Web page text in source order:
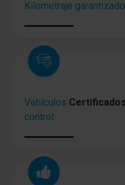
mantenimiento de
Llantas de aleación
Kit reparación de
Columna de
Dirección asistida
Kilometraje garantizado
Vehículos Certificados
control.